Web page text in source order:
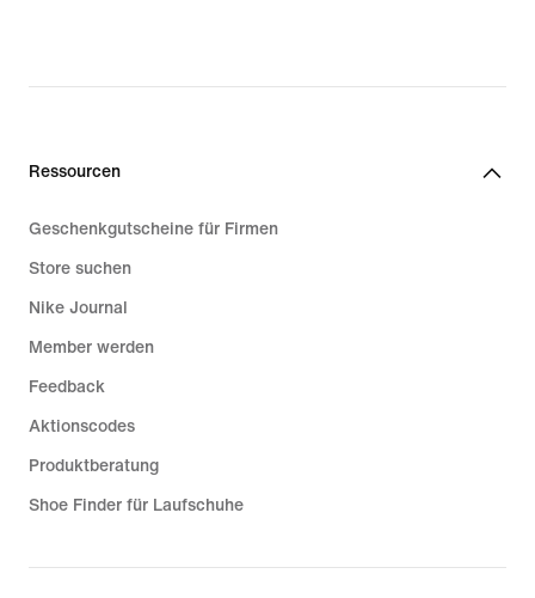
289,99 €
279,99 €
Ressourcen
Geschenkgutscheine für Firmen
Store suchen
Nike Journal
Member werden
Feedback
Aktionscodes
Produktberatung
Shoe Finder für Laufschuhe